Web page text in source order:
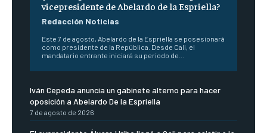
vicepresidente de Abelardo de la Espriella?
Redacción Noticias
Este 7 de agosto, Abelardo de la Espriella se posesionará
como presidente de la República. Desde Cali, el
mandatario entrante iniciará su periodo de...
Iván Cepeda anuncia un gabinete alterno para hacer
oposición a Abelardo De la Espriella
7 de agosto de 2026